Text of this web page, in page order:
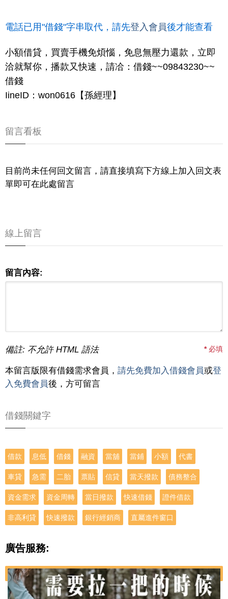
電話已用"借錢"字串取代，請先登入會員後才能查看
小額借貸，買賣手機免煩惱，免息無壓力還款，立即
洽就幫你，播款又快速，請冾：借錢~~09843230~~
借錢
IineID：won0616【孫經理】
留言看板
目前尚未任何回文留言，請直接填寫下方線上加入回文表
單即可在此處留言
線上留言
留言內容:
備註: 不允許 HTML 語法 *必填
本留言版限有借錢需求會員， 請先免費加入借錢會員或登
入免費會員後，方可留言
借錢關鍵字
借款 息低 借錢 融資 當舖 當鋪 小額 代書
車貸 急需 二胎 票貼 信貸 當天撥款 債務整合
資金需求 資金周轉 當日撥款 快速借錢 證件借款
非高利貸 快速撥款 銀行經銷商 直屬進件窗口
廣告服務: